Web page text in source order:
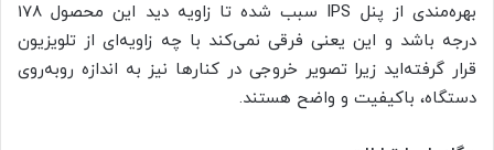
بهره‌مندی از پنل IPS سبب شده تا زاویه دید این محصول 178
درجه باشد و این یعنی فرقی نمی‌کند با چه زاویه‌ای از تلویزیون
قرار گرفته‌اید زیرا تصویر خروجی در کنارها نیز به اندازه روبه‌روی
دستگاه، باکیفیت و واضح هستند.